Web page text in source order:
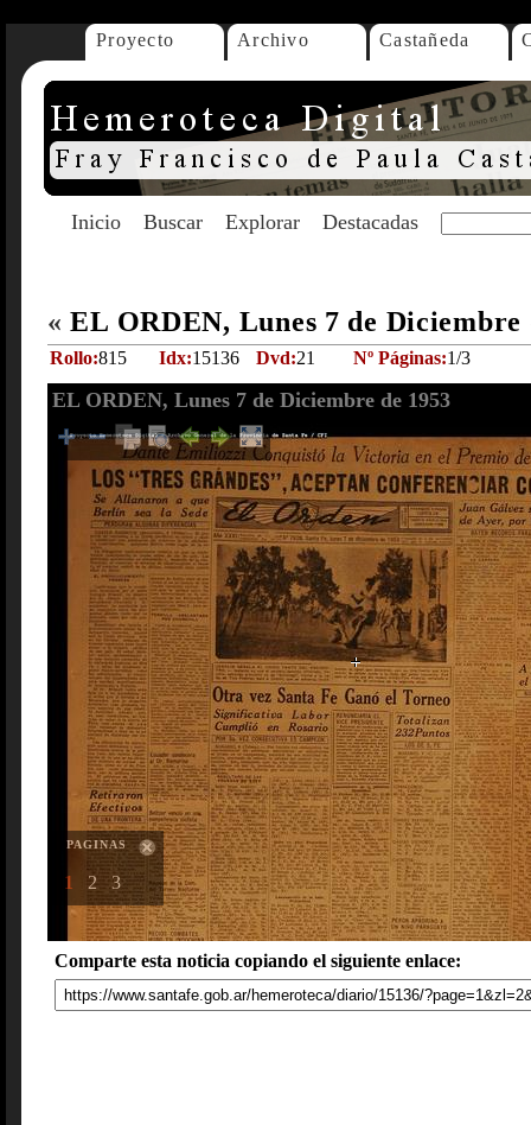
Proyecto Archivo Castañeda
Inicio Buscar Explorar Destacadas
« EL ORDEN, Lunes 7 de Diciembre
Rollo:815 Idx:15136 Dvd:21 Nº Páginas:1/3
EL ORDEN, Lunes 7 de Diciembre de 1953
PAGINAS
1 2 3
Comparte esta noticia copiando el siguiente enlace: